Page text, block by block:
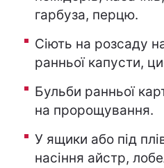
гарбуза, перцю.
Сіють на розсаду
ранньої капусти,
Бульби ранньої
на пророщування.
У ящики або під
насіння айстр,